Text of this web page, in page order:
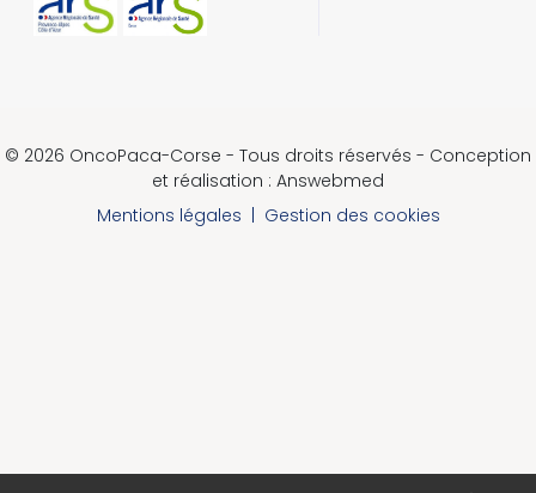
© 2026 OncoPaca-Corse - Tous droits réservés - Conception
et réalisation : Answebmed
Mentions légales
Gestion des cookies